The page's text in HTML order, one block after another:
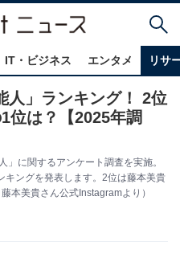
IT・ビジネス エンタメ リサ
人」ランキング！ 2位
位は？【2025年調
に関するアンケート調査を実施。
キングを発表します。2位は藤本美貴
本美貴さん公式Instagramより）